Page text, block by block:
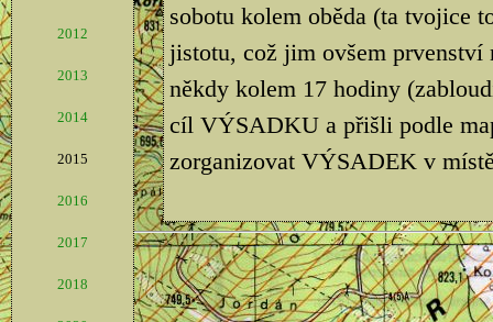
2012
2013
2014
2015
2016
2017
2018
sobotu kolem oběda (ta tvojice
jistotu, což jim ovšem
někdy kolem 17 hodiny
cíl VÝSADKU a přišli podle
zorganizovat VÝSADEK v